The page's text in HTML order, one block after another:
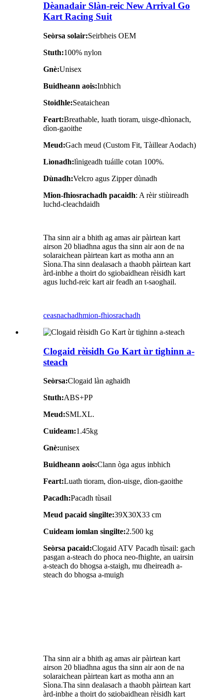
Dèanadair Slàn-reic New Arrival Go
Kart Racing Suit
Seòrsa solair:Seirbheis OEM
Stuth:100% nylon
Gnè:Unisex
Buidheann aois:Inbhich
Stoidhle:Seataichean
Feart:Breathable, luath tioram, uisge-dhìonach,
dìon-gaoithe
Meud:Gach meud (Custom Fit, Tàillear Aodach)
Lìonadh:lìnigeadh tuáille cotan 100%.
Dùnadh:Velcro agus Zipper dùnadh
Mion-fhiosrachadh pacaidh: A rèir stiùireadh
luchd-cleachdaidh
Tha sinn air a bhith ag amas air pàirtean kart
airson 20 bliadhna agus tha sinn air aon de na
solaraichean pàirtean kart as motha ann an
Sìona.Tha sinn dealasach a thaobh pàirtean kart
àrd-inbhe a thoirt do sgiobaidhean rèisidh kart
agus luchd-reic kart air feadh an t-saoghail.
ceasnachadhmion-fhiosrachadh
Clogaid rèisidh Go Kart ùr tighinn a-
steach
Seòrsa:Clogaid làn aghaidh
Stuth:ABS+PP
Meud:SMLXL.
Cuideam:1.45kg
Gnè:unisex
Buidheann aois:Clann òga agus inbhich
Feart:Luath tioram, dìon-uisge, dìon-gaoithe
Pacadh:Pacadh tùsail
Meud pacaid singilte:39X30X33 cm
Cuideam iomlan singilte:2.500 kg
Seòrsa pacaid:Clogaid ATV Pacadh tùsail: gach
pasgan a-steach do phoca neo-fhighte, an uairsin
a-steach do bhogsa a-staigh, mu dheireadh a-
steach do bhogsa a-muigh
Tha sinn air a bhith ag amas air pàirtean kart
airson 20 bliadhna agus tha sinn air aon de na
solaraichean pàirtean kart as motha ann an
Sìona.Tha sinn dealasach a thaobh pàirtean kart
àrd-inbhe a thoirt do sgiobaidhean rèisidh kart